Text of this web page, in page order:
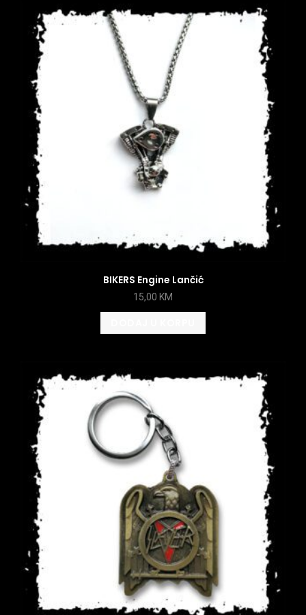
BIKERS Engine Lančić
15,00 KM